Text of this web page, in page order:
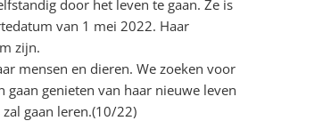
door het leven te gaan. Ze is
van 1 mei 2022. Haar
zijn.
mensen en dieren. We zoeken voor
gaan genieten van haar nieuwe leven
gaan leren.(10/22)